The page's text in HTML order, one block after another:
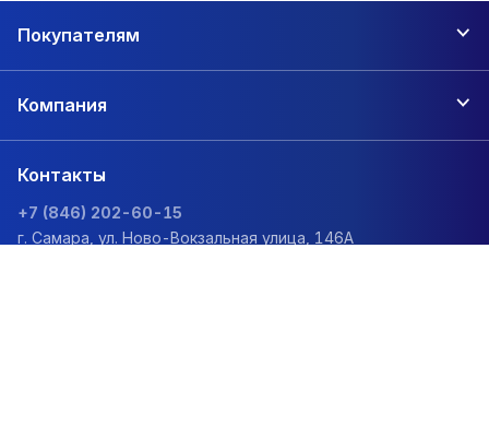
Покупателям
Компания
Контакты
+7 (846) 202-60-15
г. Самара, ул. Ново-Вокзальная улица, 146А